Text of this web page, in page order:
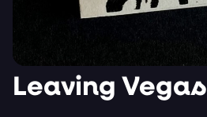
Leaving Vegas